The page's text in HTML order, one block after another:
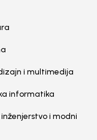
i multimedija
informatika
i modni